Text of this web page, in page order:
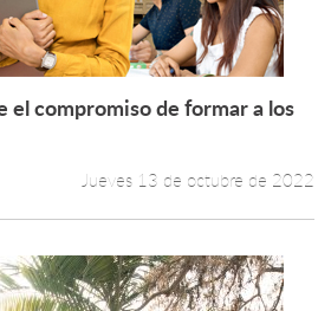
Leer más +
el compromiso de formar a los
Jueves 13 de octubre de 2022